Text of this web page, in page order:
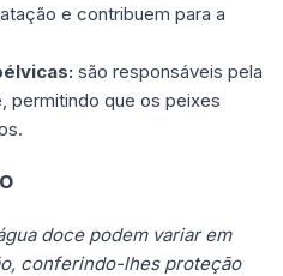
e contribuem para a
são responsáveis pela
permitindo que os peixes
doce podem variar em
conferindo-lhes proteção